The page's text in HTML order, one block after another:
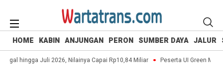
HOME KABIN ANJUNGAN PERON SUMBER DAYA JALUR
hingga Juli 2026, Nilainya Capai Rp10,84 Miliar Peserta UI Green